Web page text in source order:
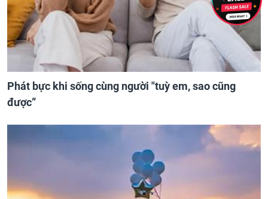
Phát bực khi sống cùng người "tuỳ em, sao cũng
được”